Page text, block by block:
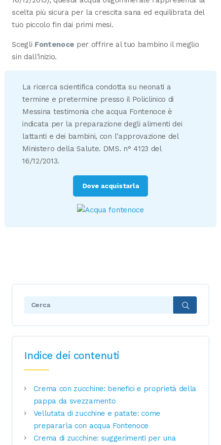
scelta più sicura per la crescita sana ed equilibrata del
tuo piccolo fin dai primi mesi.
Scegli Fontenoce per offrire al tuo bambino il meglio
sin dall’inizio.
La ricerca scientifica condotta su neonati a
termine e pretermine presso il Policlinico di
Messina testimonia che acqua Fontenoce è
indicata per la preparazione degli alimenti dei
lattanti e dei bambini, con l’approvazione del
Ministero della Salute. DMS. n° 4123 del
16/12/2013.
Dove acquistarla
Search:
Indice dei contenuti
Crema con zucchine: benefici e proprietà della
pappa da svezzamento
Vellutata di zucchine e patate: come
prepararla con acqua Fontenoce
Crema di zucchine: suggerimenti per una